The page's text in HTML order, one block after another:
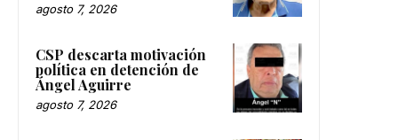
agosto 7, 2026
CSP descarta motivación
política en detención de
Ángel Aguirre
agosto 7, 2026